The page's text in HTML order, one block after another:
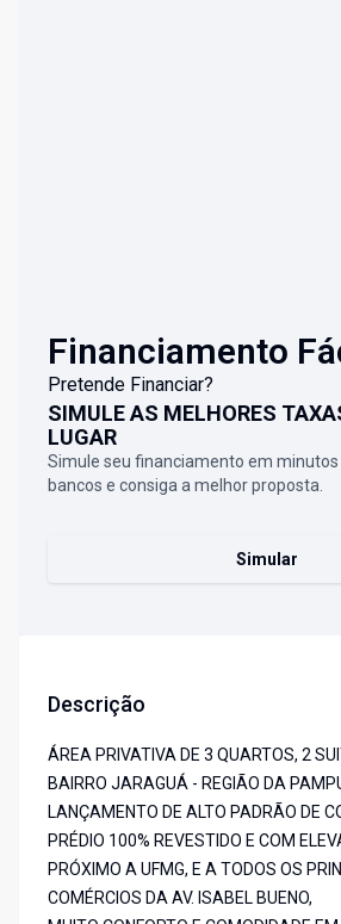
Financiamento
Pretende Financiar?
SIMULE AS MELHORES
LUGAR
Simule seu financiamento em
bancos e consiga a melhor proposta.
Simular
Descrição
ÁREA PRIVATIVA DE 3 QUARTOS, 2
BAIRRO JARAGUÁ - REGIÃO DA
LANÇAMENTO DE ALTO PADRÃO DE
PRÉDIO 100% REVESTIDO E COM
PRÓXIMO A UFMG, E A TODOS OS
COMÉRCIOS DA AV. ISABEL BUENO,